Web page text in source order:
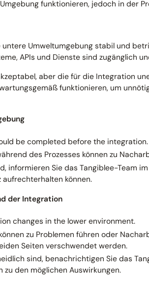
funktionieren, jedoch in der
untere Umweltumgebung stabil und
APIs und Dienste sind zugänglich
aber die für die Integration
funktionieren, um
be completed before the integration.
des Prozesses können zu
informieren Sie das Tangiblee-Team
können.
der Integration
changes in the lower environment.
zu Problemen führen oder
Seiten verschwendet werden.
sind, benachrichtigen Sie das
zu den möglichen Auswirkungen.